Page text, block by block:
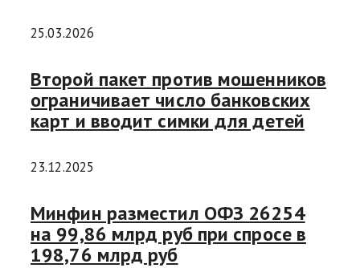
25.03.2026
Второй пакет против мошенников
ограничивает число банковских
карт и вводит симки для детей
23.12.2025
Минфин разместил ОФЗ 26254
на 99,86 млрд руб при спросе в
198,76 млрд руб